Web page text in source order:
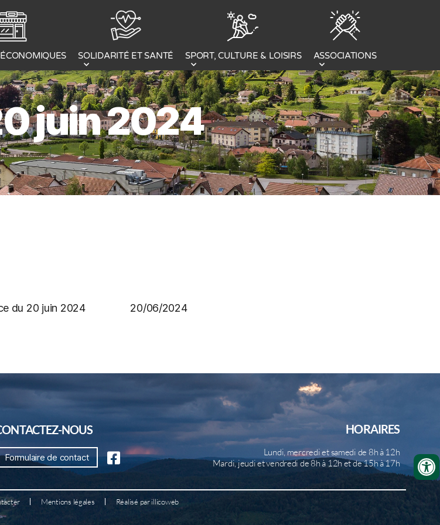
SOLIDARITÉ ET SANTÉ SPORT, CULTURE & LOISIRS ASSOCIATIONS
juin 2024
du 20 juin 2024 20/06/2024
NOUS
Formulaire de contact
HORAIRES
Lundi, mercredi et samedi de 8h à 12h
Mardi, jeudi et vendredi de 8h à 12h et de 15h à 17h
Mentions légales Réalisé par illicoweb